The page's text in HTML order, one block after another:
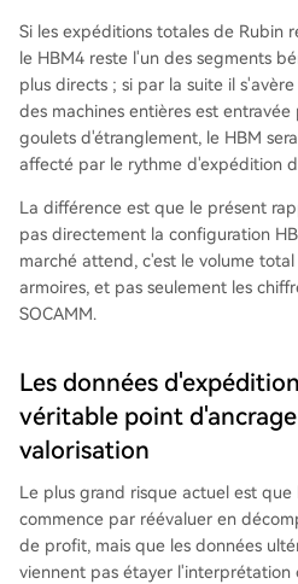
Si les expéditions totales de Rubin
le HBM4 reste l'un des segments
plus directs ; si par la suite il
des machines entières est
goulets d'étranglement, le HBM
affecté par le rythme d'expédition
La différence est que le présent
pas directement la configuration
marché attend, c'est le volume
armoires, et pas seulement les
SOCAMM.
Les données
véritable point
valorisation
Le plus grand risque actuel est que
commence par réévaluer en
de profit, mais que les données
viennent pas étayer l'interprétation